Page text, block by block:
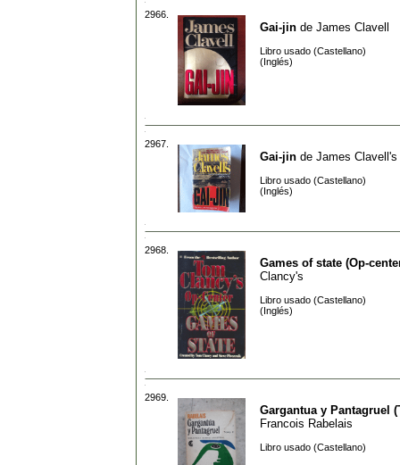
2966.
Gai-jin de James Clavell
Libro usado (Castellano)
(Inglés)
2967.
Gai-jin de James Clavell's
Libro usado (Castellano)
(Inglés)
2968.
Games of state (Op-
Clancy's
Libro usado (Castellano)
(Inglés)
2969.
Gargantua y Pantagruel
Francois Rabelais
Libro usado (Castellano)